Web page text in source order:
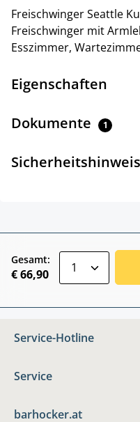
Freischwinger Seattle
Freischwinger mit
Esszimmer,
Eigenschaften
Dokumente 1
Gesamt:
€ 66,90
Service-Hotline
Service
barhocker.at